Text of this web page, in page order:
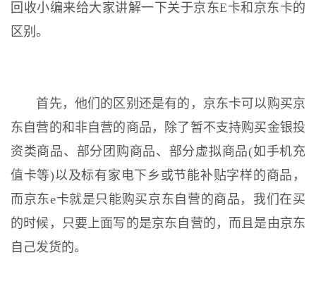
回收小编来给大家讲解一下关于京东E卡和京东卡的
区别。
首先，他们的区别还是有的，京东卡可以购买京
东自营的和非自营的商品，除了暂不支持购买金银投
资类商品、部分团购商品、部分虚拟商品(如手机充
值卡等)以及标有家电下乡或节能补贴字样的商品，
而京东e卡就是只能购买京东自营的商品，我们在买
的时候，只要上面写的是京东自营的，而且是由京东
自己发货的。